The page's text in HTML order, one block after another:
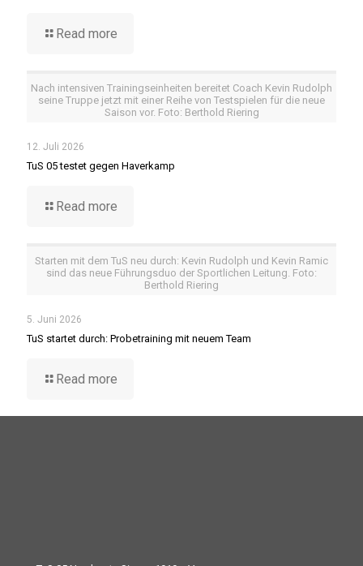
Read more
Nach intensiven Trainingseinheiten bereitet Coach Kevin Rudolph
seine Truppe jetzt mit einer Reihe von Testspielen für die neue
Saison vor. Foto: Berthold Riering
12. Juli 2026
TuS 05 testet gegen Haverkamp
Read more
Starten mit dem TuS neu durch: Kevin Rudolph und Kevin Ramic
sind das neue Führungsduo der Sportlichen Leitung. Foto:
Berthold Riering
5. Juni 2026
TuS startet durch: Probetraining mit neuem Team
Read more